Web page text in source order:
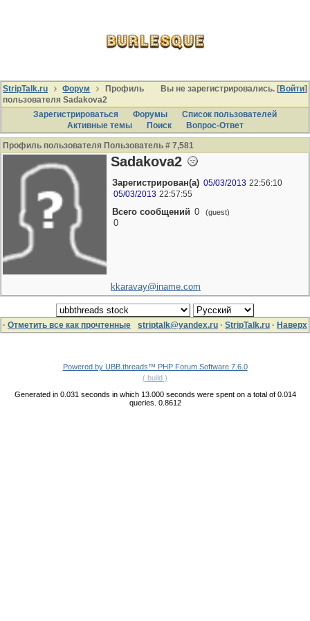
Вы не зарегистрировались. [Войти]
StripTalk.ru Форум
Профиль
пользователя Sadakova2
Зарегистрироваться
Форумы
Список пользователей
Активные темы
Поиcк Вопрос-Ответ
Профиль пользователя Пользователь # 7,581
Sadakova2
Зарегистрирован(а) 05/03/2013 22:56:10
05/03/2013 22:57:55
Всего сообщений 0 (guest)
0
kkaravay@iname.com
· Отметить все как прочтенные striptalk@yandex.ru · StripTalk.ru · Наверх
Powered by UBB.threads™ PHP Forum Software 7.6.0
( build )
Generated in 0.031 seconds in which 13.000 seconds were spent on a total of 0.014
queries. 0.8612